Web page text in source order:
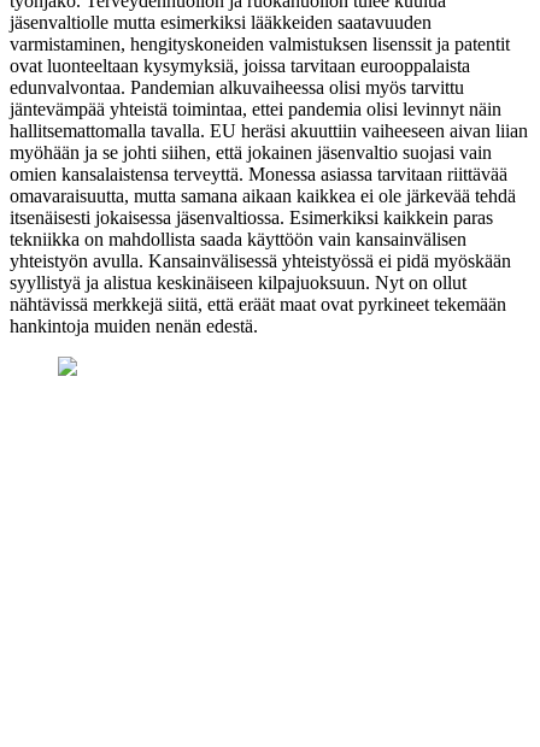
jäsenvaltiolle mutta esimerkiksi lääkkeiden saatavuuden
varmistaminen, hengityskoneiden valmistuksen lisenssit ja patentit
ovat luonteeltaan kysymyksiä, joissa tarvitaan eurooppalaista
edunvalvontaa. Pandemian alkuvaiheessa olisi myös tarvittu
jäntevämpää yhteistä toimintaa, ettei pandemia olisi levinnyt näin
hallitsemattomalla tavalla. EU heräsi akuuttiin vaiheeseen aivan liian
myöhään ja se johti siihen, että jokainen jäsenvaltio suojasi vain
omien kansalaistensa terveyttä. Monessa asiassa tarvitaan riittävää
omavaraisuutta, mutta samana aikaan kaikkea ei ole järkevää tehdä
itsenäisesti jokaisessa jäsenvaltiossa. Esimerkiksi kaikkein paras
tekniikka on mahdollista saada käyttöön vain kansainvälisen
yhteistyön avulla. Kansainvälisessä yhteistyössä ei pidä myöskään
syyllistyä ja alistua keskinäiseen kilpajuoksuun. Nyt on ollut
nähtävissä merkkejä siitä, että eräät maat ovat pyrkineet tekemään
hankintoja muiden nenän edestä.